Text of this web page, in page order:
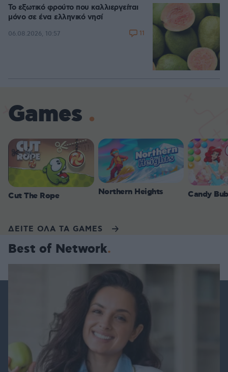
Το εξωτικό φρούτο που καλλιεργείται
μόνο σε ένα ελληνικό νησί
06.08.2026, 10:57 11
Games
Cut The Rope Northern Heights Candy
ΔΕΙΤΕ ΟΛΑ ΤΑ GAMES
Best of Network